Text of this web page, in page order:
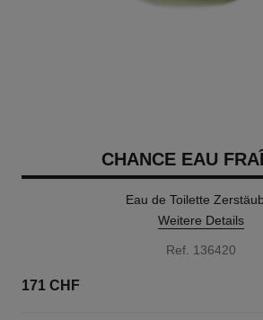
CHANCE EAU
Eau de Toilette
Weitere Details
Ref. 136420
171 CHF